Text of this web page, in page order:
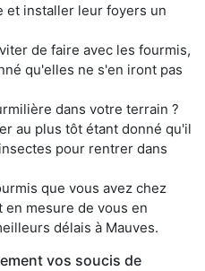
et installer leur foyers un
de faire avec les fourmis,
qu'elles ne s'en iront pas
dans votre terrain ?
au plus tôt étant donné qu'il
pour rentrer dans
que vous avez chez
en mesure de vous en
délais à Mauves.
vos soucis de